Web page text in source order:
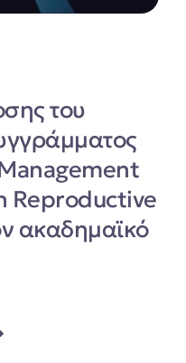
του
Reproductive
ακαδημαϊκό